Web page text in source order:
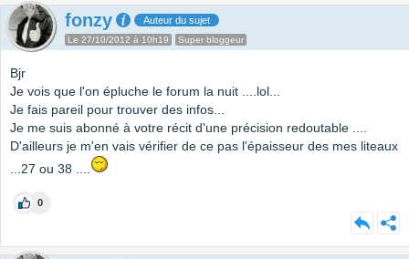
fonzy Auteur du sujet
Le 27/10/2012 à 10h19 Super bloggeur
Bjr
Je vois que l'on épluche le forum la nuit ....lol...
Je fais pareil pour trouver des infos...
Je me suis abonné à votre récit d'une précision redoutable ....
D'ailleurs je m'en vais vérifier de ce pas l'épaisseur des mes liteaux
...27 ou 38 ....
0